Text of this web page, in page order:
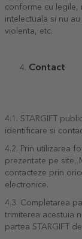
conforme cu legile,
intelectuala si nu
violenta, etc.
Contact
4.1. STARGIFT
identificare si
4.2. Prin utilizarea
prezentate pe site,
contacteze prin
electronice.
4.3. Completarea
trimiterea acestuia
partea STARGIFT